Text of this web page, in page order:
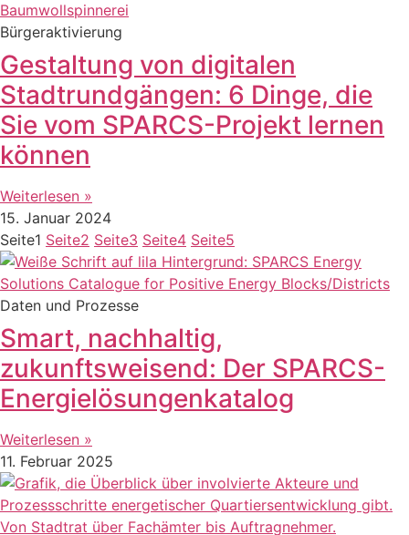
Bürgeraktivierung
Gestaltung von digitalen
Stadtrundgängen: 6 Dinge, die
Sie vom SPARCS-Projekt lernen
können
Weiterlesen »
15. Januar 2024
Seite1 Seite2 Seite3 Seite4 Seite5
Daten und Prozesse
Smart, nachhaltig,
zukunftsweisend: Der SPARCS-
Energielösungenkatalog
Weiterlesen »
11. Februar 2025